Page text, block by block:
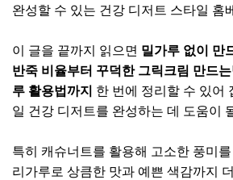
완성할 수 있는 건강 디저트 스타일 홈
이 글을 끝까지 읽으면 밀가루 없이 만
반죽 비율부터 꾸덕한 그릭크림 만드
루 활용법까지 한 번에 정리할 수 있어
일 건강 디저트를 완성하는 데 도움이
특히 캐슈너트를 활용해 고소한 풍미
리가루로 상큼한 맛과 예쁜 색감까지